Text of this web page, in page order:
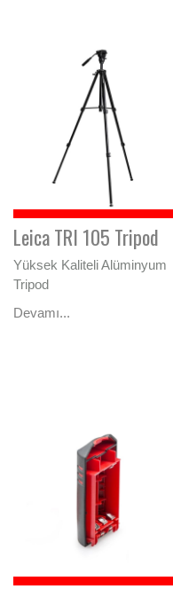
Leica TRI 105 Tripod
Yüksek Kaliteli Alüminyum
Tripod
Devamı...